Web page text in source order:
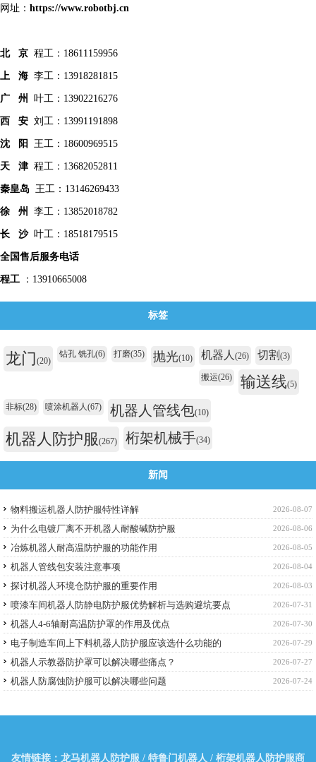
网址： https://www.robotbj.cn
北 京 程工：18611159956
上 海 李工：13918281815
广 州 叶工：13902216276
西 安 刘工：13991191898
沈 阳 王工：18600969515
天 津 程工：13682052811
秦皇岛 王工：13146269433
徐 州 李工：13852018782
长 沙叶工：18518179515
全国售后服务电话
程工 ：13910665008
标签
龙门(20)
钻孔 铣孔(6) 打磨(35) 抛光(10) 机器人 (26) 切割 (3)
搬运(26) 输送线(5)
非标(28) 喷涂机器人(67) 机器人管线包(10)
机器人防护服(267) 桁架机械手(34)
新闻
2026-08-07
物料搬运机器人防护服特性详解
2026-08-06
为什么电镀厂离不开机器人耐酸碱防护服
2026-08-05
冶炼机器人耐高温防护服的功能作用
2026-08-04
机器人管线包安装注意事项
2026-08-03
探讨机器人环境仓防护服的重要作用
2026-07-31
喷漆车间机器人防静电防护服优势解析与选购避坑要点
2026-07-30
机器人4-6轴耐高温防护罩的作用及优点
2026-07-29
电子制造车间上下料机器人防护服应该选什么功能的
2026-07-27
机器人示教器防护罩可以解决哪些痛点？
2026-07-24
机器人防腐蚀防护服可以解决哪些问题
友情链接： 龙马机器人防护服 / 特鲁门机器人 / 桁架机器人防护服商